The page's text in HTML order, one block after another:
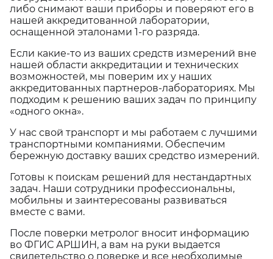
либо снимают ваши приборы и поверяют его в
нашей аккредитованной лаборатории,
оснащенной эталонами 1-го разряда.
Если какие-то из ваших средств измерений вне
нашей области аккредитации и технических
возможностей, мы поверим их у наших
аккредитованных партнеров-лабораториях. Мы
подходим к решению ваших задач по принципу
«одного окна».
У нас свой транспорт и мы работаем с лучшими
транспортными компаниями. Обеспечим
бережную доставку ваших средство измерений.
Готовы к поискам решений для нестандартных
задач. Наши сотрудники профессиональны,
мобильны и заинтересованы развиваться
вместе с вами.
После поверки метролог вносит информацию
во ФГИС АРШИН, а вам на руки выдается
свидетельство о поверке и все необходимые